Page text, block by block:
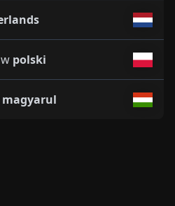
polski
magyarul